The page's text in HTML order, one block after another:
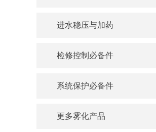
进水稳压与加药
检修控制必备件
系统保护必备件
更多雾化产品
喷雾主机（斜面）
软水机 （可移动
机械式 旋转喷头
雾森降温-加油站